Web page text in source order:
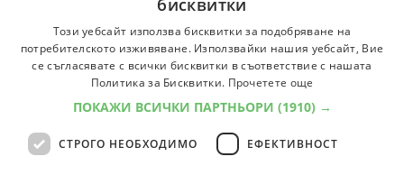
BULGARIAN
ENGLISH
бисквитки
Този уебсайт използва бисквитки за подобряване на
потребителското изживяване. Използвайки нашия уебсайт, Вие
се съгласявате с всички бисквитки в съответствие с нашата
Политика за Бисквитки. Прочетете още
ПОКАЖИ ВСИЧКИ ПАРТНЬОРИ (1910) →
СТРОГО НЕОБХОДИМО ЕФЕКТИВНОСТ